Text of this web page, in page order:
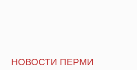
НОВОСТИ ПЕРМИ